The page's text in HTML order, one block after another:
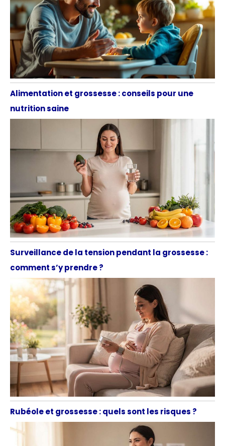
Alimentation et grossesse : conseils pour une
nutrition saine
Surveillance de la tension pendant la grossesse :
comment s’y prendre ?
Rubéole et grossesse : quels sont les risques ?